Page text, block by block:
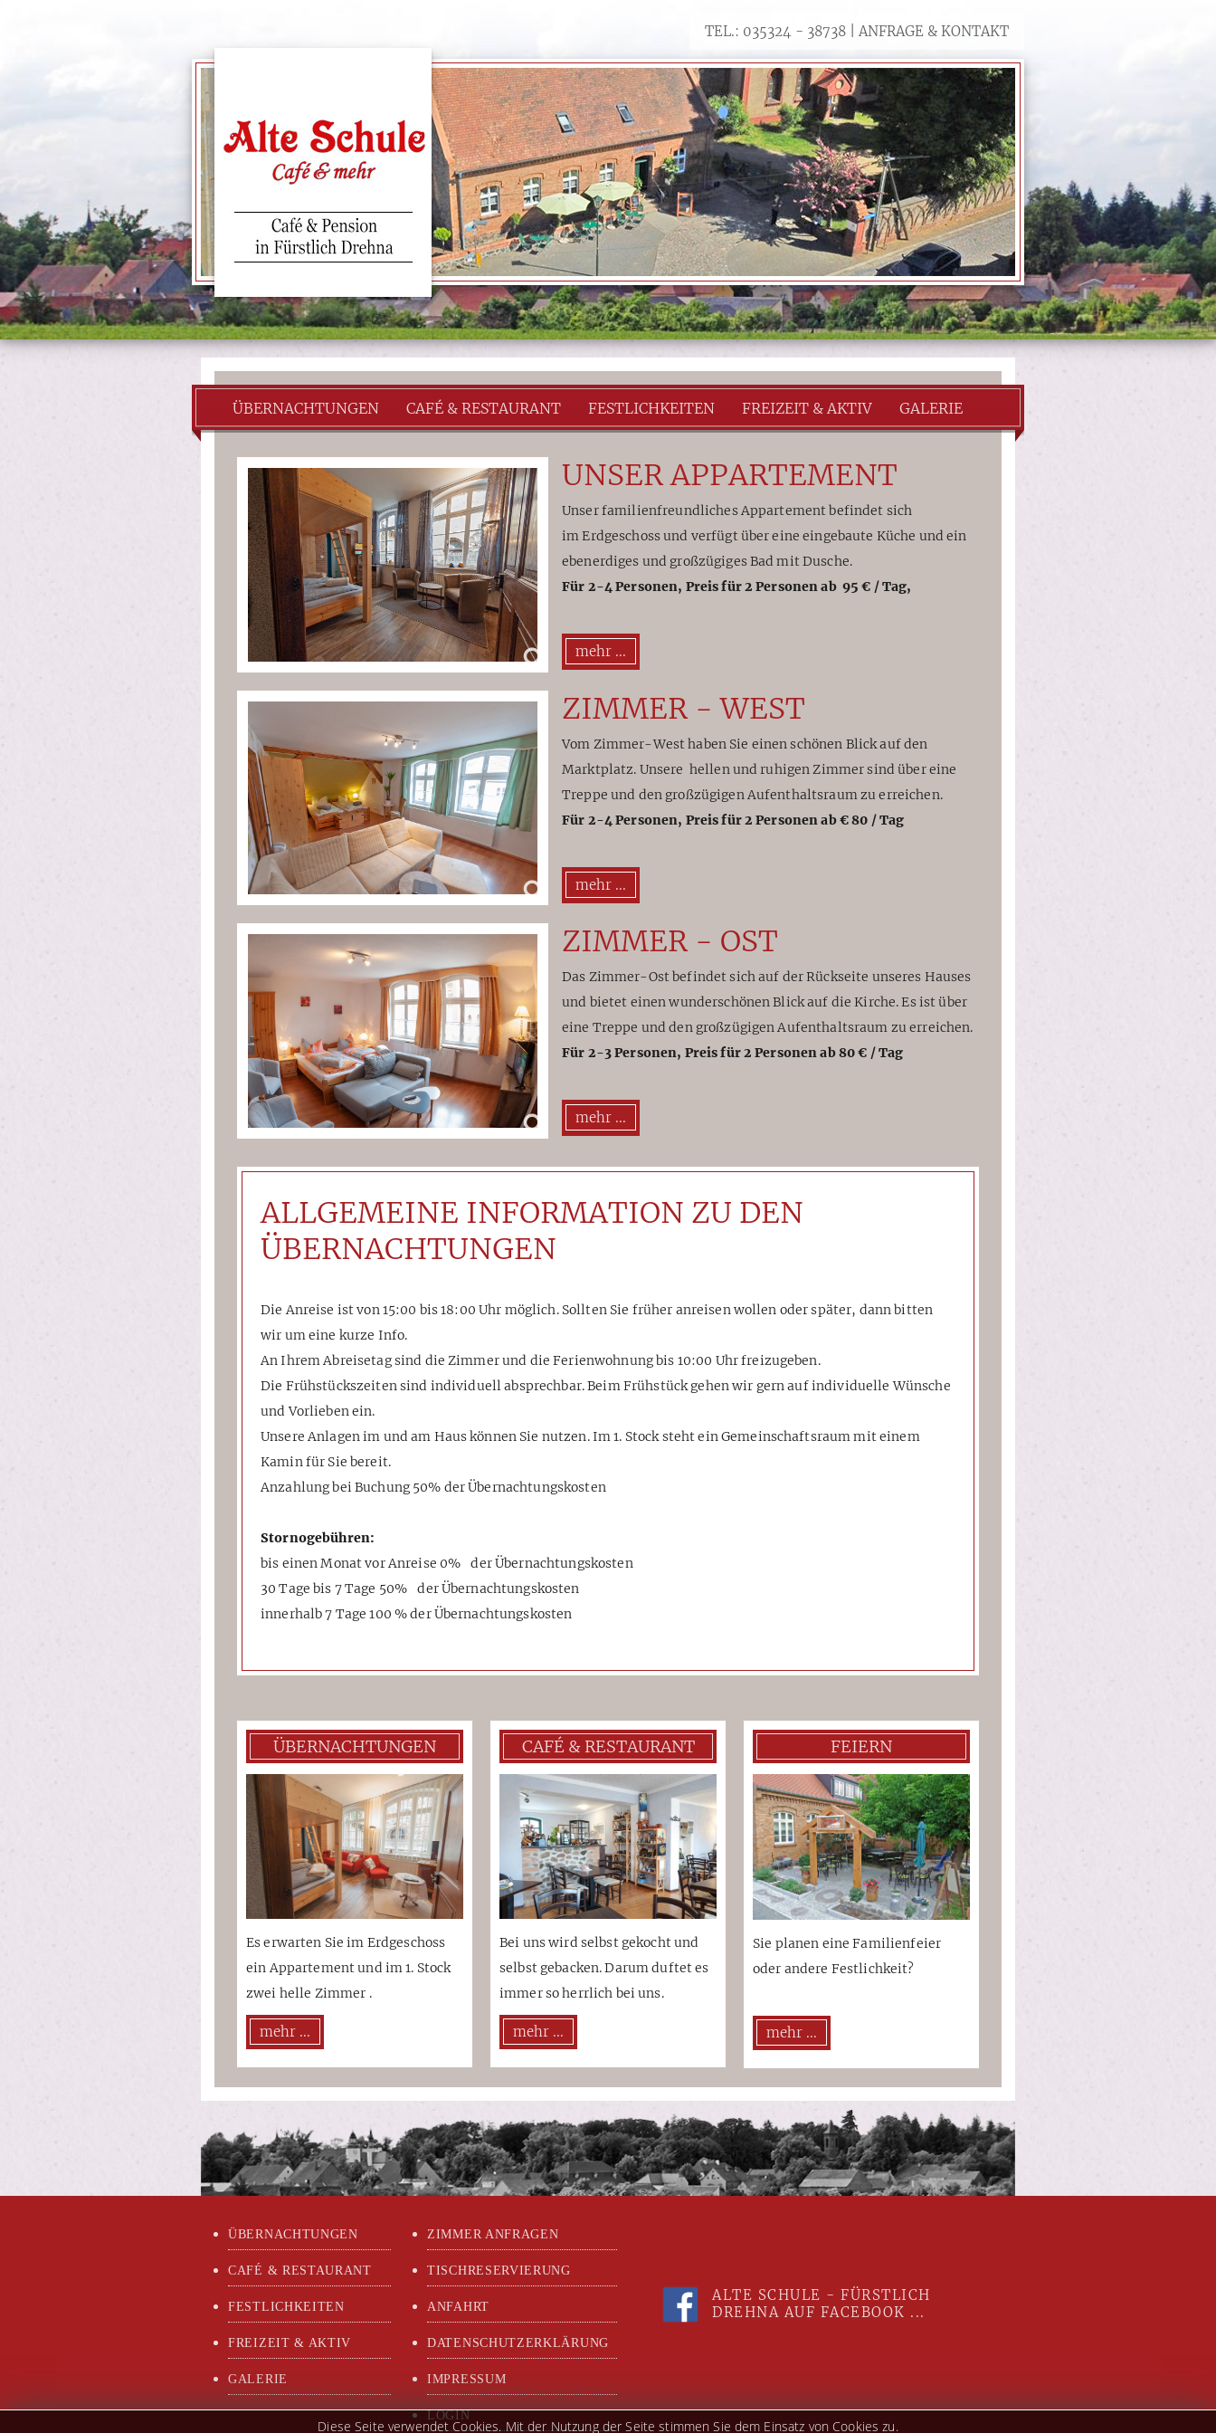
TEL.: 035324 - 38738 | ANFRAGE & KONTAKT
ÜBERNACHTUNGEN CAFÉ & RESTAURANT FESTLICHKEITEN FREIZEIT & AKTIV GALERIE
UNSER APPARTEMENT
Unser familienfreundliches Appartement befindet sich
im Erdgeschoss und verfügt über eine eingebaute Küche und ein
ebenerdiges und großzügiges Bad mit Dusche.
Für 2-4 Personen, Preis für 2 Personen ab 95 € / Tag,
mehr ...
ZIMMER - WEST
Vom Zimmer-West haben Sie einen schönen Blick auf den
Marktplatz. Unsere hellen und ruhigen Zimmer sind über eine
Treppe und den großzügigen Aufenthaltsraum zu erreichen.
Für 2-4 Personen, Preis für 2 Personen ab € 80 / Tag
mehr ...
ZIMMER - OST
Das Zimmer-Ost befindet sich auf der Rückseite unseres Hauses
und bietet einen wunderschönen Blick auf die Kirche. Es ist über
eine Treppe und den großzügigen Aufenthaltsraum zu erreichen.
Für 2-3 Personen, Preis für 2 Personen ab 80 € / Tag
mehr ...
ALLGEMEINE INFORMATION ZU DEN
ÜBERNACHTUNGEN
Die Anreise ist von 15:00 bis 18:00 Uhr möglich. Sollten Sie früher anreisen wollen oder später, dann bitten
wir um eine kurze Info.
An Ihrem Abreisetag sind die Zimmer und die Ferienwohnung bis 10:00 Uhr freizugeben.
Die Frühstückszeiten sind individuell absprechbar. Beim Frühstück gehen wir gern auf individuelle Wünsche
und Vorlieben ein.
Unsere Anlagen im und am Haus können Sie nutzen. Im 1. Stock steht ein Gemeinschaftsraum mit einem
Kamin für Sie bereit.
Anzahlung bei Buchung 50% der Übernachtungskosten
Stornogebühren:
bis einen Monat vor Anreise 0% der Übernachtungskosten
30 Tage bis 7 Tage 50% der Übernachtungskosten
innerhalb 7 Tage 100 % der Übernachtungskosten
ÜBERNACHTUNGEN
Es erwarten Sie im Erdgeschoss
ein Appartement und im 1. Stock
zwei helle Zimmer .
mehr ...
CAFÉ & RESTAURANT
Bei uns wird selbst gekocht und
selbst gebacken. Darum duftet es
immer so herrlich bei uns.
mehr ...
FEIERN
Sie planen eine Familienfeier
oder andere Festlichkeit?
mehr ...
ÜBERNACHTUNGEN
CAFÉ & RESTAURANT
FESTLICHKEITEN
FREIZEIT & AKTIV
GALERIE
ZIMMER ANFRAGEN
TISCHRESERVIERUNG
ANFAHRT
DATENSCHUTZERKLÄRUNG
IMPRESSUM
LOGIN
ALTE SCHULE - FÜRSTLICH
DREHNA AUF FACEBOOK ...
Diese Seite verwendet Cookies. Mit der Nutzung der Seite stimmen Sie dem Einsatz von Cookies zu.